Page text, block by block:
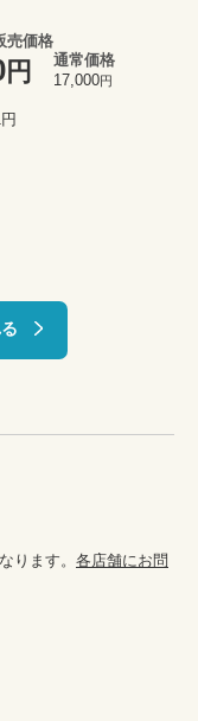
売価格
円
通常価格
17,000円
ります。 各店舗にお問